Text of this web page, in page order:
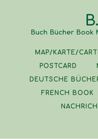
Buch Bücher
MAP/KARTE/
POSTCARD
DEUTSCHE
FRENCH BOOK